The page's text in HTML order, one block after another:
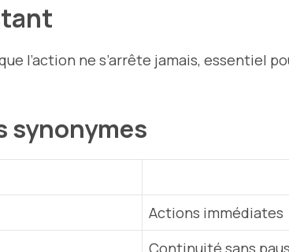
l’action ne s’arrête jamais, essentiel
synonymes
Actions immédiates
Continuité sans